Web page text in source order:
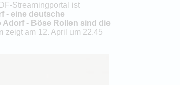
Streamingportal ist
- eine deutsche
Adorf - Böse Rollen sind die
zeigt am 12. April um 22.45